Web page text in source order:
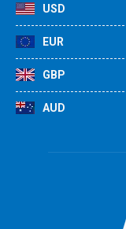
USD
EUR
GBP
AUD